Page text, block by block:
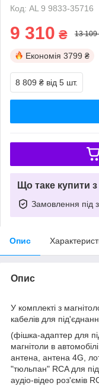
Код: AL 9 9833-35716
9 310 ₴ 13 109
Економія 3799 ₴
8 809 ₴ від 5 шт.
Що таке купити
Замовлення під
Опис
Опис
У комплекті з
кабелів для
(фішка-адаптер для
магнітоли в
антена, антена 4G,
"тюльпан" RCA для
аудіо-відео роз'ємів